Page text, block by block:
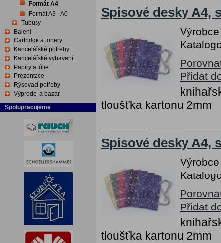
Formát A4
Formát A3 - A0
Tubusy
Balení
Cartridge a tonery
Kancelářské potřeby
Kancelářské vybavení
Papíry a fólie
Prezentace
Rýsovací potřeby
Výprodej a bazar
Spolupracujeme
Spisové desky A4,
Přidat
tloušťka kartonu 2mm
Spisové desky A4,
Přidat
tloušťka kartonu 2mm